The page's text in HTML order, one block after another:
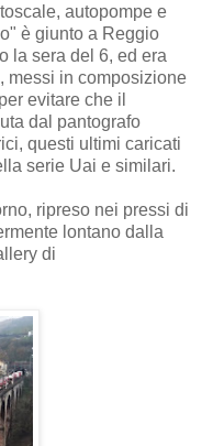
autopompe e
è giunto a Reggio
la sera del 6, ed era
messi in composizione
evitare che il
dal pantografo
questi ultimi caricati
serie Uai e similari.
ripreso nei pressi di
lontano dalla
di